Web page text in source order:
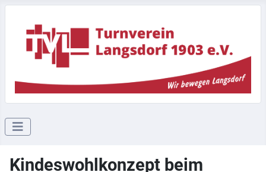
Kindeswohlkonzept beim